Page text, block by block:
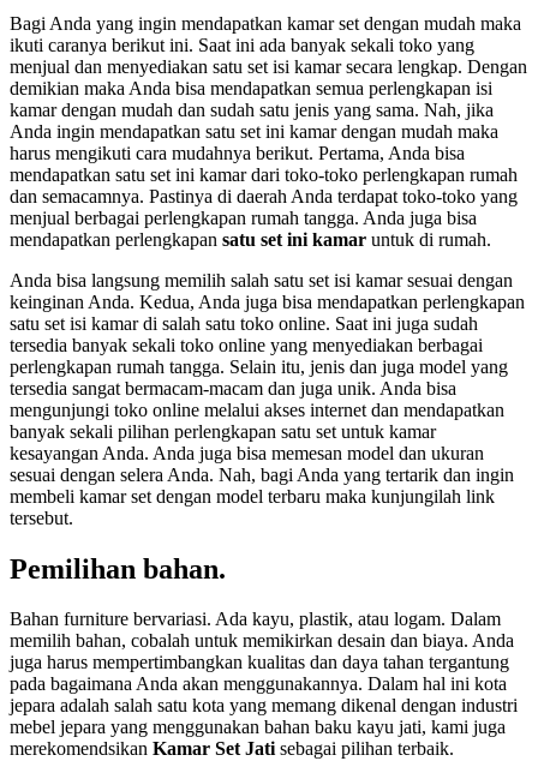
Bagi Anda yang ingin mendapatkan kamar set dengan mudah maka
ikuti caranya berikut ini. Saat ini ada banyak sekali toko yang
menjual dan menyediakan satu set isi kamar secara lengkap. Dengan
demikian maka Anda bisa mendapatkan semua perlengkapan isi
kamar dengan mudah dan sudah satu jenis yang sama. Nah, jika
Anda ingin mendapatkan satu set ini kamar dengan mudah maka
harus mengikuti cara mudahnya berikut. Pertama, Anda bisa
mendapatkan satu set ini kamar dari toko-toko perlengkapan rumah
dan semacamnya. Pastinya di daerah Anda terdapat toko-toko yang
menjual berbagai perlengkapan rumah tangga. Anda juga bisa
mendapatkan perlengkapan satu set ini kamar untuk di rumah.
Anda bisa langsung memilih salah satu set isi kamar sesuai dengan
keinginan Anda. Kedua, Anda juga bisa mendapatkan perlengkapan
satu set isi kamar di salah satu toko online. Saat ini juga sudah
tersedia banyak sekali toko online yang menyediakan berbagai
perlengkapan rumah tangga. Selain itu, jenis dan juga model yang
tersedia sangat bermacam-macam dan juga unik. Anda bisa
mengunjungi toko online melalui akses internet dan mendapatkan
banyak sekali pilihan perlengkapan satu set untuk kamar
kesayangan Anda. Anda juga bisa memesan model dan ukuran
sesuai dengan selera Anda. Nah, bagi Anda yang tertarik dan ingin
membeli kamar set dengan model terbaru maka kunjungilah link
tersebut.
Pemilihan bahan.
Bahan furniture bervariasi. Ada kayu, plastik, atau logam. Dalam
memilih bahan, cobalah untuk memikirkan desain dan biaya. Anda
juga harus mempertimbangkan kualitas dan daya tahan tergantung
pada bagaimana Anda akan menggunakannya. Dalam hal ini kota
jepara adalah salah satu kota yang memang dikenal dengan industri
mebel jepara yang menggunakan bahan baku kayu jati, kami juga
merekomendsikan Kamar Set Jatisebagai pilihan terbaik.